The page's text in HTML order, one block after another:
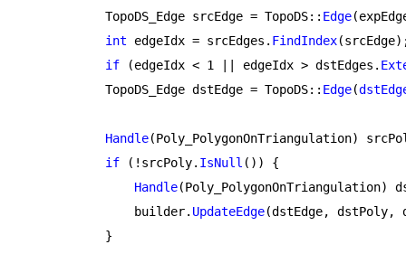
            TopoDS_Edge srcEdge = TopoDS::
Edge
int edgeIdx = srcEdges. FindIndex
if (edgeIdx < 1 || edgeIdx > dstEdges.
            TopoDS_Edge dstEdge = TopoDS::
Edge(
Handle(Poly_PolygonOnTriangulation)
if (!srcPoly. IsNull ()) {
Handle(Poly_PolygonOnTriangulation)
                builder.
UpdateEdge(dstEdge,
            }